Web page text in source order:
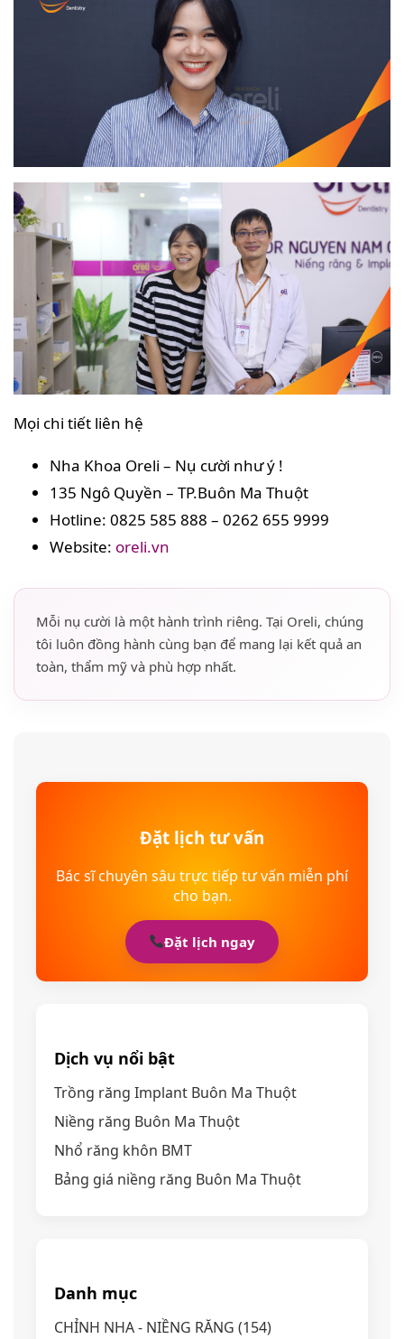
Mọi chi tiết liên hệ
Nha Khoa Oreli – Nụ cười như ý !
135 Ngô Quyền – TP.Buôn Ma Thuột
Hotline: 0825 585 888 – 0262 655 9999
Website: oreli.vn
Mỗi nụ cười là một hành trình riêng. Tại Oreli, chúng
tôi luôn đồng hành cùng bạn để mang lại kết quả an
toàn, thẩm mỹ và phù hợp nhất.
Đặt lịch tư vấn
Bác sĩ chuyên sâu trực tiếp tư vấn miễn phí
cho bạn.
Đặt lịch ngay
Dịch vụ nổi bật
Trồng răng Implant Buôn Ma Thuột
Niềng răng Buôn Ma Thuột
Nhổ răng khôn BMT
Bảng giá niềng răng Buôn Ma Thuột
Danh mục
CHỈNH NHA - NIỀNG RĂNG (154)